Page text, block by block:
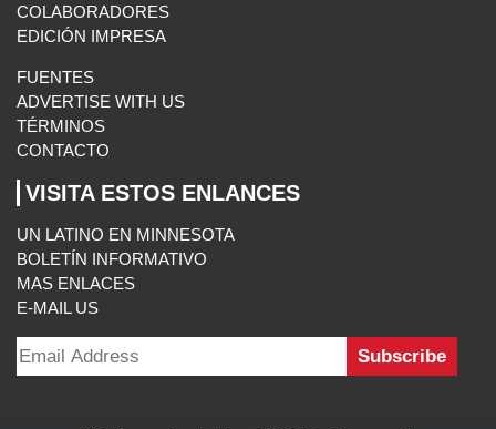
COLABORADORES
EDICIÓN IMPRESA
FUENTES
ADVERTISE WITH US
TÉRMINOS
CONTACTO
VISITA ESTOS ENLANCES
UN LATINO EN MINNESOTA
BOLETÍN INFORMATIVO
MAS ENLACES
E-MAIL US